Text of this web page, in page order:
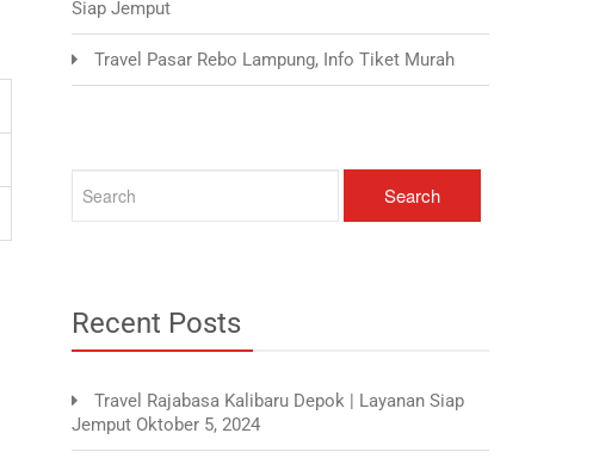
Siap Jemput
Travel Pasar Rebo Lampung, Info Tiket Murah
Recent Posts
Travel Rajabasa Kalibaru Depok | Layanan Siap
Jemput Oktober 5, 2024